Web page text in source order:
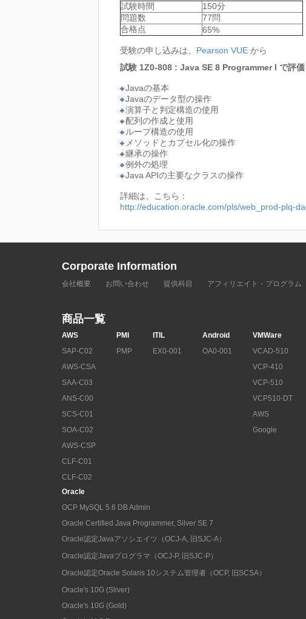
試験時間
150分
問題数
77問
合格点
65%
受験の申し込みは、 Pearson VUE から
試験 1Z0-808 : Java SE 8 Programmer I で評価
Javaの基本
Javaのデータ型の操作
演算子と判定構造の使用
配列の作成と使用
ループ構造の使用
メソッドとカプセル化の操作
継承の操作
例外の処理
Java APIの主要なクラスの操作
詳細は、こちら：
http://education.oracle.com/pls/web_prod-plq-
Corporate Information
会社概要 お問い合わせ 提供科目 アフィリエイト・プログラム
商品一覧
AWS
SAP-C02
AWS-CSA
SAA-C03
ANS-C00
SCS-C01
SOA-C02
AWS-CSP
CLF-C01
CLF-C02
PMI
PMP
ITIL
EX0-001
Android
OA0-001
VMWare
VCAD-510
VCP-410
VCP-510
VCP510-DT
AWS
Google
Oracle
OCP MySQL 5.6 DB Admin
Oracle Certified Java Programmer, Silver SE 7
Oracle認定Javaアソシエイツ（OCJ-A, 旧SJC-A）
Oracle認定Javaプログラマ（OCJ-P, 旧SJC-P）
Oracle認定Oracle Solaris 10システム管理者（OCP, 旧SCSA）
Oracle's 10G (Sliver)
Oracle's 10G (Gold)